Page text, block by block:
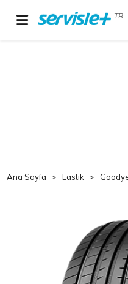
TR
Ana Sayfa Lastik